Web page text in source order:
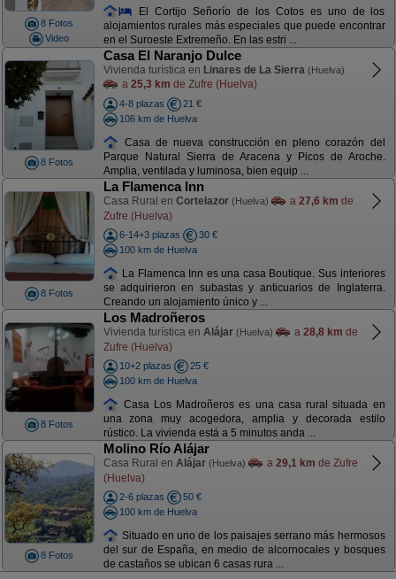
8 Fotos
Video
El Cortijo Señorío de los Cotos es uno de los
alojamientos rurales más especiales que puede encontrar
en el Suroeste Extremeño. En las estri ...
8 Fotos
Casa El Naranjo Dulce
Vivienda turística en Linares de La Sierra (Huelva)
a 25,3 km de Zufre (Huelva)
4-8 plazas
21 €
106 km de Huelva
Casa de nueva construcción en pleno corazón del
Parque Natural Sierra de Aracena y Picos de Aroche.
Amplia, ventilada y luminosa, bien equip ...
8 Fotos
La Flamenca Inn
Casa Rural en Cortelazor (Huelva) a 27,6 km de
Zufre (Huelva)
6-14+3 plazas
30 €
100 km de Huelva
La Flamenca Inn es una casa Boutique. Sus interiores
se adquirieron en subastas y anticuarios de Inglaterra.
Creando un alojamiento único y ...
8 Fotos
Los Madroñeros
Vivienda turística en Alájar (Huelva) a 28,8 km de
Zufre (Huelva)
10+2 plazas
25 €
100 km de Huelva
Casa Los Madroñeros es una casa rural situada en
una zona muy acogedora, amplia y decorada estilo
rústico. La vivienda está a 5 minutos anda ...
8 Fotos
Molino Río Alájar
Casa Rural en Alájar (Huelva) a 29,1 km de Zufre
(Huelva)
2-6 plazas
50 €
100 km de Huelva
Situado en uno de los paisajes serrano más hermosos
del sur de España, en medio de alcornocales y bosques
de castaños se ubican 6 casas rura ...